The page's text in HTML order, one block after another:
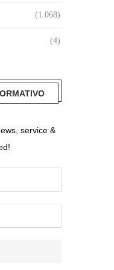
(1.068)
(4)
service &